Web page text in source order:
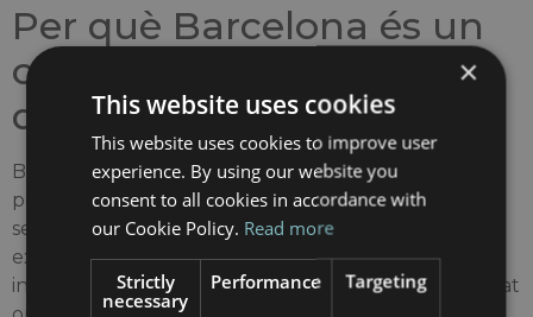
Per què Barcelona és un
centre líder en medicina
de precisió a Espanya
Barcelona s'ha convertit en un punt de referència
per a
medicina de precisió a Espanyagràcies a la
seva combinació d'infraestructures avançades,
experiència multidisciplinària i coordinació
internacional. La ciutat ofereix un ecosistema integrat
×
This website uses cookies
This website uses cookies to improve user
experience. By using our website you
consent to all cookies in accordance with
our Cookie Policy. Read more
Strictly
necessary
Performance Targeting